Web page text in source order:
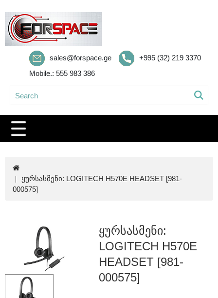
sales@forspace.ge
+995 (32) 219 3370
Mobile.: 555 983 386
ყურსასმენი: LOGITECH H570E HEADSET [981-
000575]
ყურსასმენი:
LOGITECH H570E
HEADSET [981-
000575]